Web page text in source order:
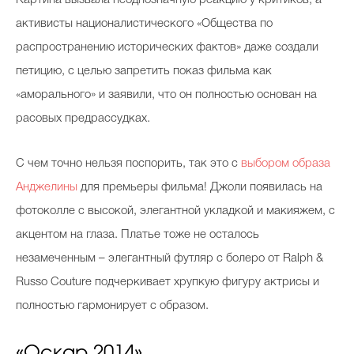
активисты националистического «Общества по
распространению исторических фактов» даже создали
петицию, с целью запретить показ фильма как
«аморального» и заявили, что он полностью основан на
расовых предрассудках.
С чем точно нельзя поспорить, так это с выбором образа
Анджелины для премьеры фильма! Джоли появилась на
фотоколле с высокой, элегантной укладкой и макияжем, с
акцентом на глаза. Платье тоже не осталось
незамеченным – элегантный футляр с болеро от Ralph &
Russo Couture подчеркивает хрупкую фигуру актрисы и
полностью гармонирует с образом.